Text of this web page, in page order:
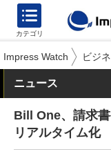
カテゴリ
Impress Watch ビジ
ニュース
Bill One、請求
リアルタイム化